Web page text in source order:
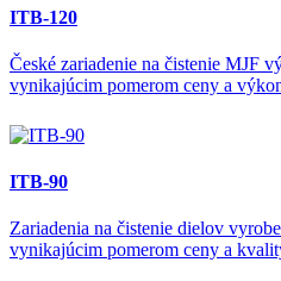
ITB-120
České zariadenie na čistenie MJF
vynikajúcim pomerom ceny a
ITB-90
Zariadenia na čistenie dielov
vynikajúcim pomerom ceny a